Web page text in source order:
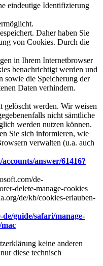
eindeutige Identifizierung
Daher haben Sie
von Cookies. Durch die
in Ihrem Internetbrowser
benachrichtigt werden und
sowie die Speicherung der
Daten verhindern.
gelöscht werden. Wir weisen
nicht sämtliche
werden nutzen können.
Sie sich informieren, wie
verwalten (u.a. auch
answer/61416?
de-
delete-manage-cookies
de/kb/cookies-erlauben-
guide/safari/manage-
keine anderen
diese technisch